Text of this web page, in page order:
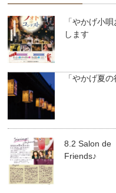
「やかげ小
します
「やかげ夏
8.2 Salon de
Friends♪